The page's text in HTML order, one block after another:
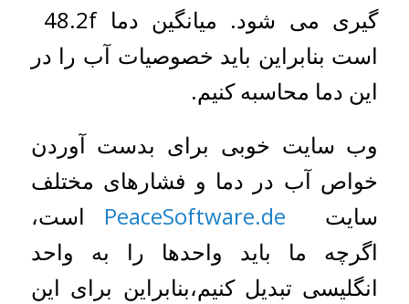
است بنابراین باید خصوصیات آب را در
این دما محاسبه کنیم.
وب سایت خوبی برای بدست آوردن
خواص آب در دما و فشارهای مختلف
سایت PeaceSoftware.de است،
اگرچه ما باید واحدها را به واحد
انگلیسی تبدیل کنیم،بنابراین برای این